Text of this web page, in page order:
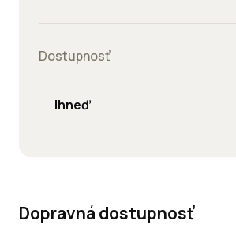
Dostupnosť
Ihneď
Dopravná dostupnosť